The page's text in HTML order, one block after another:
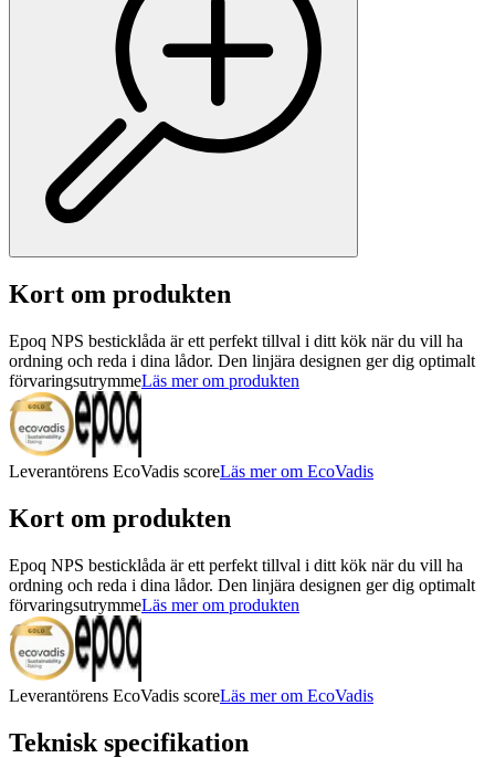
Kort om produkten
Epoq NPS besticklåda är ett perfekt tillval i ditt kök när du vill ha
ordning och reda i dina lådor. Den linjära designen ger dig optimalt
förvaringsutrymmeLäs mer om produkten
Leverantörens EcoVadis scoreLäs mer om EcoVadis
Kort om produkten
Epoq NPS besticklåda är ett perfekt tillval i ditt kök när du vill ha
ordning och reda i dina lådor. Den linjära designen ger dig optimalt
förvaringsutrymmeLäs mer om produkten
Leverantörens EcoVadis scoreLäs mer om EcoVadis
Teknisk specifikation